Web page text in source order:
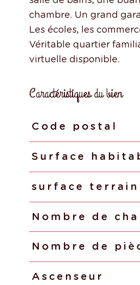
chambre. Un grand
Les écoles, les
Véritable quartier
Caractéristiques du bien
Caractéristiques Valeurs
Code postal
Surface
surface terrain
Nombre de
Nombre de
Ascenseur